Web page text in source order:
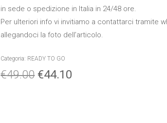
in sede o spedizione in Italia in 24/48 ore.
Per ulteriori info vi invitiamo a contattarci tramite
allegandoci la foto dell’articolo.
Categoria: READY TO GO
€49.00 €44.10